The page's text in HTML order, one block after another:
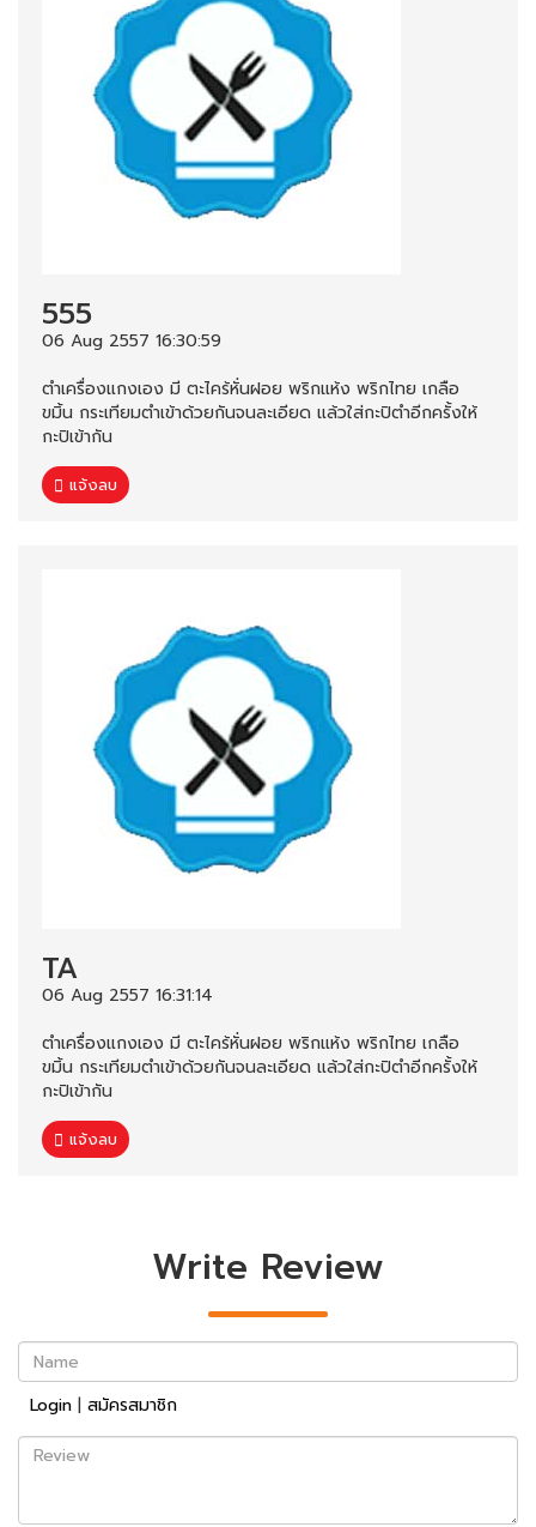
555
06 Aug 2557 16:30:59
ตำเครื่องแกงเอง มี ตะไคร้หั่นฝอย พริกแห้ง พริกไทย เกลือ
ขมิ้น กระเทียมตำเข้าด้วยกันจนละเอียด แล้วใส่กะปิตำอีกครั้งให้
กะปิเข้ากัน
แจ้งลบ
TA
06 Aug 2557 16:31:14
ตำเครื่องแกงเอง มี ตะไคร้หั่นฝอย พริกแห้ง พริกไทย เกลือ
ขมิ้น กระเทียมตำเข้าด้วยกันจนละเอียด แล้วใส่กะปิตำอีกครั้งให้
กะปิเข้ากัน
แจ้งลบ
Write Review
Name
Login | สมัครสมาชิก
Review